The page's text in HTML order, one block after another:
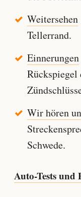
Weitersehen
Tellerrand.
Einnerungen
Wir hören
Schwede.
Auto-Tests und